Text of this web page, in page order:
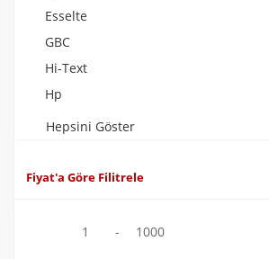
Esselte
GBC
Hi-Text
Hp
Hepsini Göster
Fiyat'a Göre Filitrele
1 - 1000